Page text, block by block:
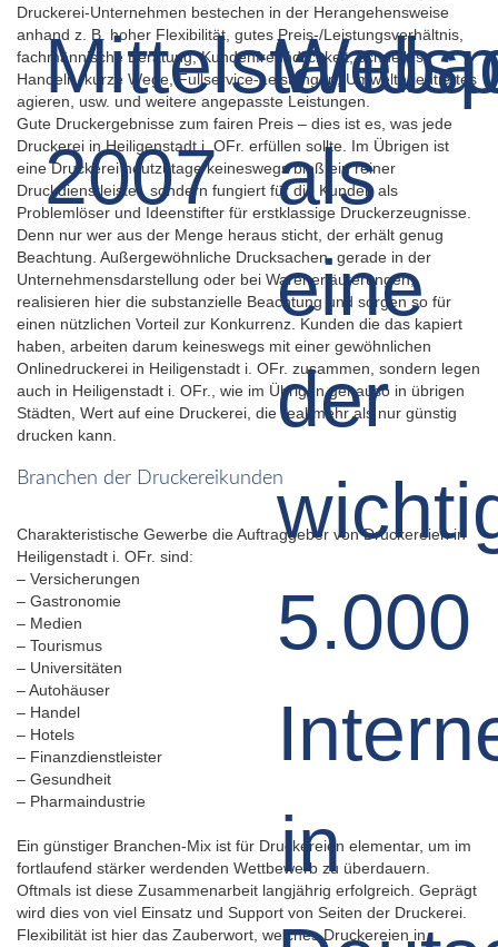
Druckerei-Unternehmen bestechen in der Herangehensweise
anhand z. B. hoher Flexibilität, gutes Preis-/Leistungsverhältnis,
fachmännische Beratung, Kundenfreundlichkeit, schnelles
Handeln, kurze Wege, Fullservice-Leistungen, Umweltorientiertes
agieren, usw. und weitere angepasste Leistungen.
Gute Druckergebnisse zum fairen Preis – dies ist es, was jede
Druckerei in Heiligenstadt i. OFr. erfüllen sollte. Im Übrigen ist
eine Druckerei heutzutage keineswegs bloß ein reiner
Druckdienstleister, sondern fungiert für die Kunden als
Problemlöser und Ideenstifter für erstklassige Druckerzeugnisse.
Denn nur wer aus der Menge heraus sticht, der erhält genug
Beachtung. Außergewöhnliche Drucksachen, gerade in der
Unternehmensdarstellung oder bei Warenerläuterungen,
realisieren hier die substanzielle Beachtung und sorgen so für
einen nützlichen Vorteil zur Konkurrenz. Kunden die das kapiert
haben, arbeiten darum keineswegs mit einer gewöhnlichen
Onlinedruckerei in Heiligenstadt i. OFr. zusammen, sondern legen
auch in Heiligenstadt i. OFr., wie im Übrigen genauso in übrigen
Städten, Wert auf eine Druckerei, die real mehr als nur günstig
drucken kann.
Branchen der Druckereikunden
Charakteristische Gewerbe die Auftraggeber von Druckereien in
Heiligenstadt i. OFr. sind:
– Versicherungen
– Gastronomie
– Medien
– Tourismus
– Universitäten
– Autohäuser
– Handel
– Hotels
– Finanzdienstleister
– Gesundheit
– Pharmaindustrie
Ein günstiger Branchen-Mix ist für Druckereien elementar, um im
fortlaufend stärker werdenden Wettbewerb zu überdauern.
Oftmals ist diese Zusammenarbeit langjährig erfolgreich. Geprägt
wird dies von viel Einsatz und Support von Seiten der Druckerei.
Flexibilität ist hier das Zauberwort, welches Druckereien in